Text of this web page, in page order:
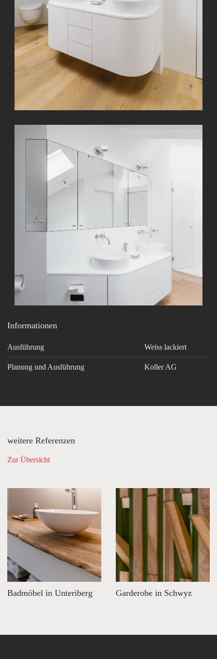
Informationen
Ausführung Weiss lackiert
Planung und Ausführung Koller AG
weitere Referenzen
Zur Übersicht
Badmöbel in Unteriberg Garderobe in Schwyz